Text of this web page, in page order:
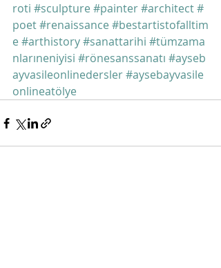
roti #sculpture #painter#architect#
poet#renaissance #bestartistofalltim
e #arthistory#sanattarihi #tümzama
nlarıneniyisi #rönesanssanatı #ayseb
ayvasileonlinedersler#aysebayvasile
onlineatölye